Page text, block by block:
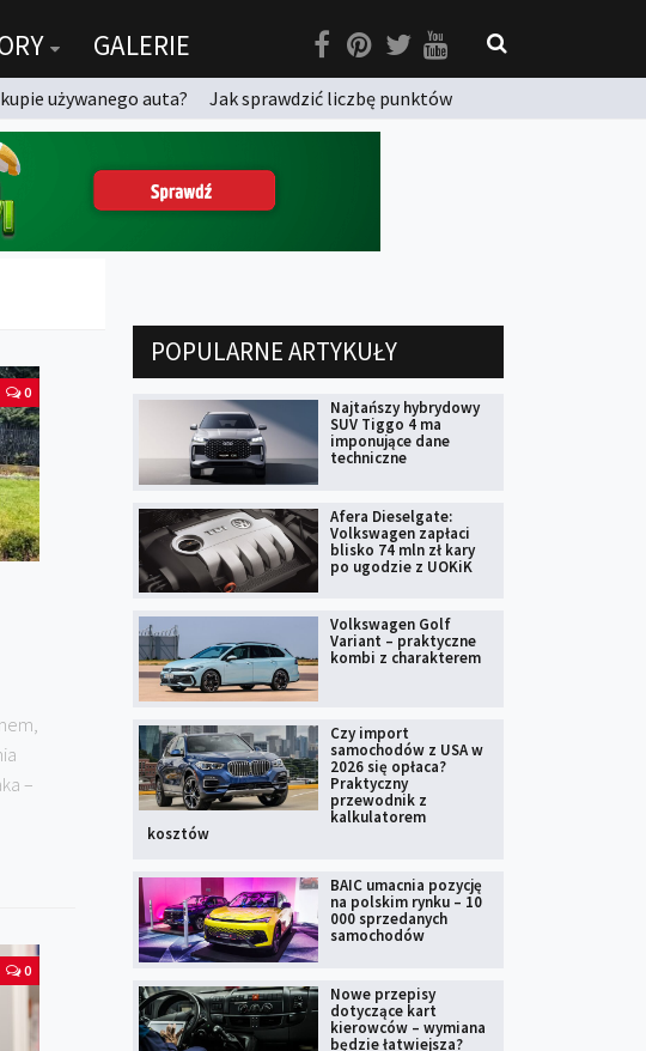
GALERIE
używanego auta?
Jak sprawdzić liczbę punktów
0
–
0
POPULARNE ARTYKUŁY
Najtańszy hybrydowy
SUV Tiggo 4 ma
imponujące dane
techniczne
Afera Dieselgate:
Volkswagen zapłaci
blisko 74 mln zł kary
po ugodzie z UOKiK
Volkswagen Golf
Variant – praktyczne
kombi z charakterem
Czy import
samochodów z USA w
2026 się opłaca?
Praktyczny
przewodnik z
kalkulatorem
kosztów
BAIC umacnia pozycję
na polskim rynku – 10
000 sprzedanych
samochodów
Nowe przepisy
dotyczące kart
kierowców – wymiana
będzie łatwiejsza?